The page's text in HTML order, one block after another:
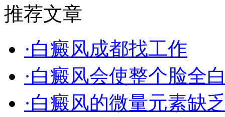
推荐文章
·白癜风成都找工作
·白癜风会使整个脸全
·白癜风的微量元素缺